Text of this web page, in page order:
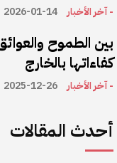
- آخر الأخبار 2026-01-14
بين الطموح
كفاءاتها بالخارج
- آخر الأخبار 2025-12-26
أحدث المقالات